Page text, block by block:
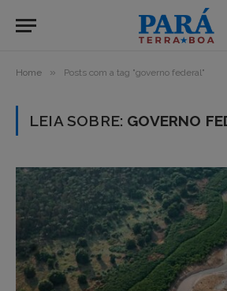
Home » Posts com a tag "governo federal"
LEIA SOBRE: GOVERNO